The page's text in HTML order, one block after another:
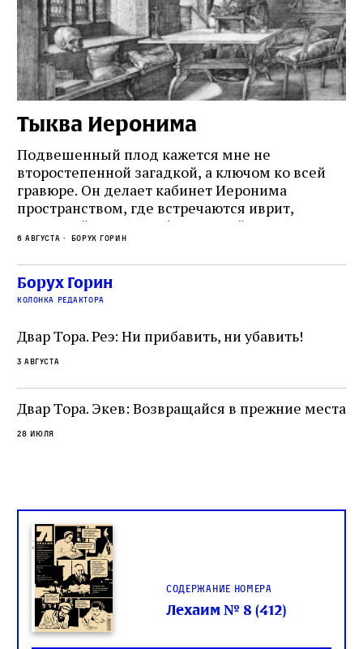
Тыква Иеронима
Подвешенный плод кажется мне не
второстепенной загадкой, а ключом ко всей
гравюре. Он делает кабинет Иеронима
пространством, где встречаются иврит,
греческий и латынь; буквальный смысл и
церковная традиция; филологическая
точность и понятность; переводчик,
убеждённый в необходимости исправления, и
читатель, воспринимающий исправление как
не просто покровитель переводчиков,
окружённый книгами. Перед нами человек,
одно решение которого вызвало возмущение
целой общины и стало частью многовекового
спора о том, кому принадлежит последнее
слово в переводе Библии
6 августа Борух Горин
Борух Горин
колонка редактора
Двар Тора. Реэ: Ни прибавить, ни убавить!
3 августа
Двар Тора. Экев: Возвращайся в прежние места
28 июля
Содержание номера
Лехаим № 8 (412)